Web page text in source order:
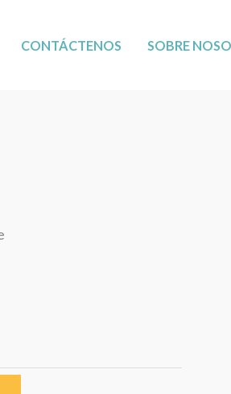
CONTÁCTENOS SOBRE